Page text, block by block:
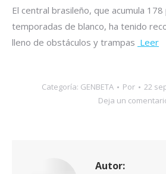
El central brasileño, que acumula
temporadas de blanco, ha tenido
lleno de obstáculos y trampas Leer
Categoría: GENBETA Por
22
Deja un
Autor: